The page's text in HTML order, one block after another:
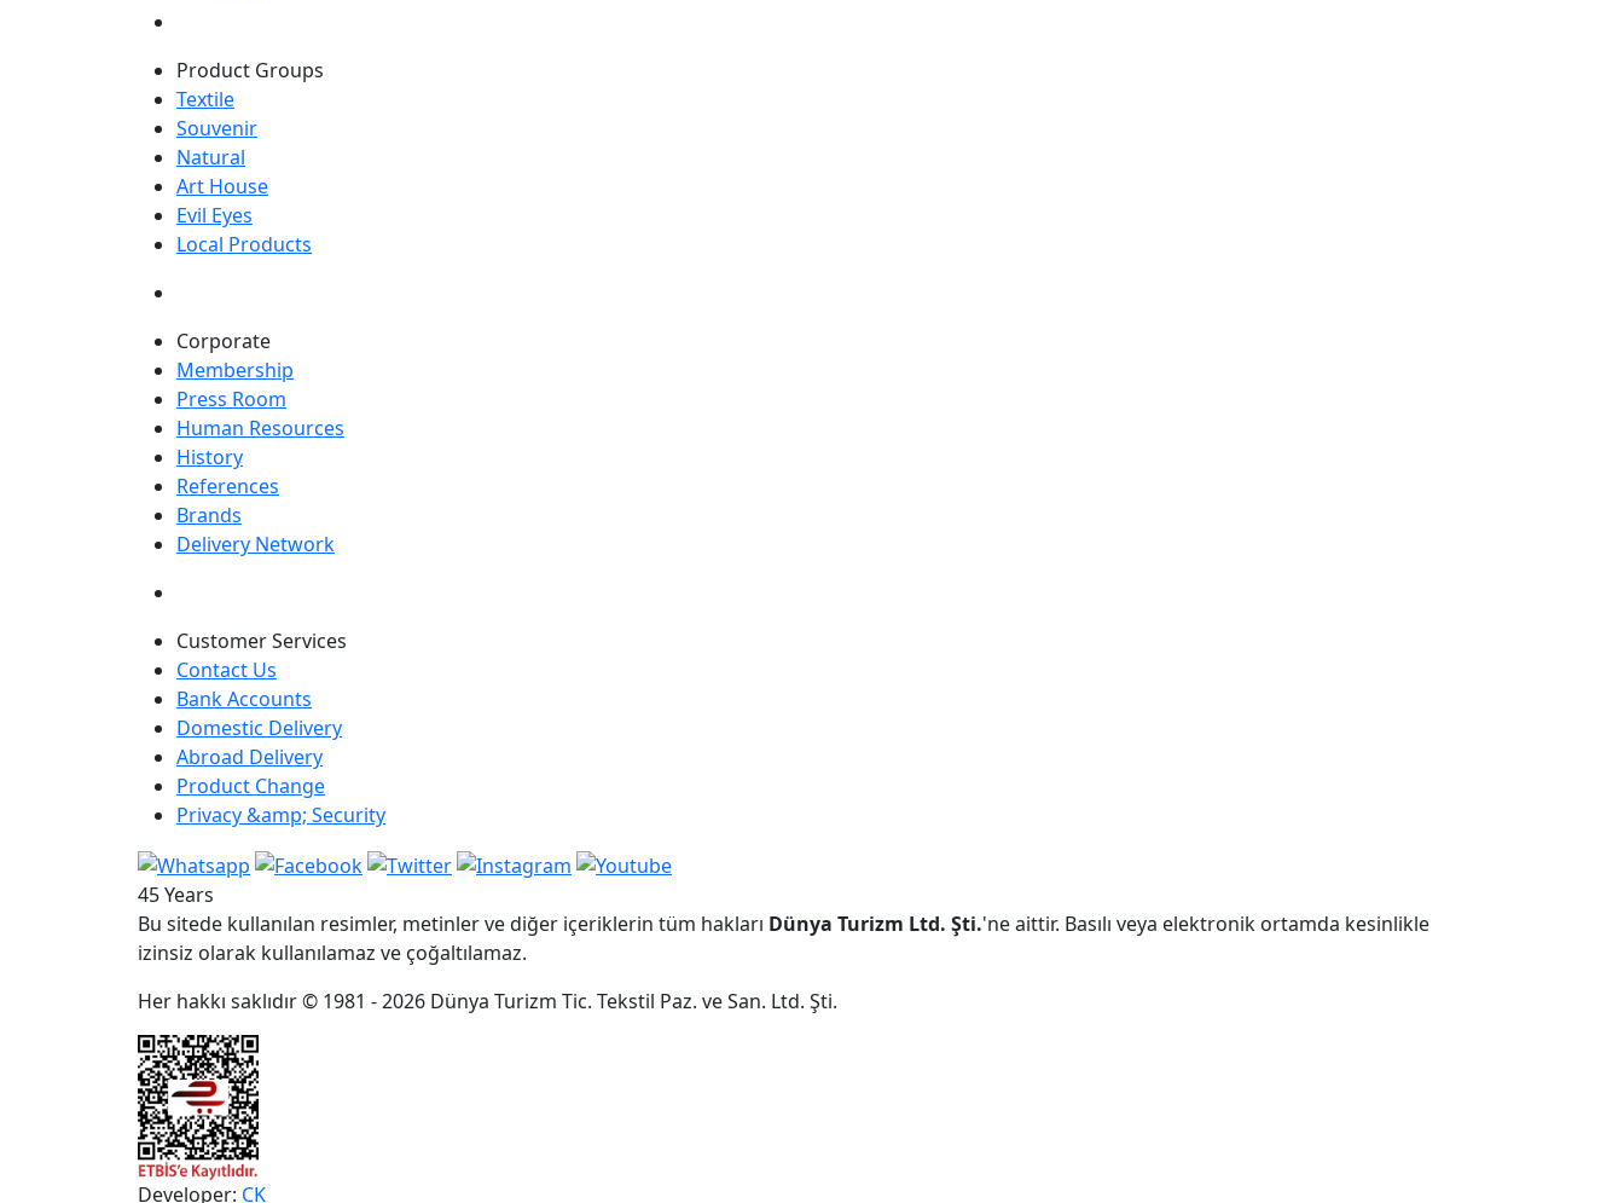
Product Groups
Textile
Souvenir
Natural
Art House
Evil Eyes
Local Products
Corporate
Membership
Press Room
Human Resources
History
References
Brands
Delivery Network
Customer Services
Contact Us
Bank Accounts
Domestic Delivery
Abroad Delivery
Product Change
Privacy &amp; Security
45 Years
Bu sitede kullanılan resimler, metinler ve diğer içeriklerin tüm hakları Dünya Turizm Ltd. Şti.'ne aittir. Basılı veya elektronik ortamda kesinlikle
izinsiz olarak kullanılamaz ve çoğaltılamaz.
Her hakkı saklıdır © 1981 - 2026 Dünya Turizm Tic. Tekstil Paz. ve San. Ltd. Şti.
Developer: CK